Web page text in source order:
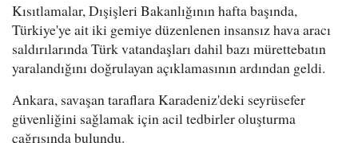
Kısıtlamalar, Dışişleri Bakanlığının hafta başında,
Türkiye'ye ait iki gemiye düzenlenen insansız hava aracı
saldırılarında Türk vatandaşları dahil bazı mürettebatın
yaralandığını doğrulayan açıklamasının ardından geldi.
Ankara, savaşan taraflara Karadeniz'deki seyrüsefer
güvenliğini sağlamak için acil tedbirler oluşturma
çağrısında bulundu.